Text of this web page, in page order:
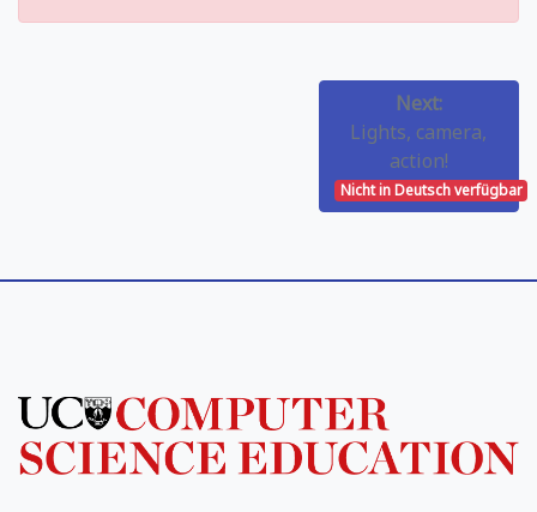
Next:
Lights, camera,
action!
Nicht in Deutsch verfügbar